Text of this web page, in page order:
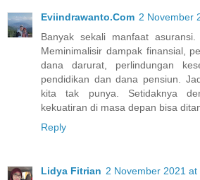
Eviindrawanto.Com 2 November
Banyak sekali manfaat
Meminimalisir dampak finansial,
dana darurat, perlindungan
pendidikan dan dana pensiun.
kita tak punya. Setidaknya
kekuatiran di masa depan bisa
Reply
Lidya Fitrian 2 November 2021 at